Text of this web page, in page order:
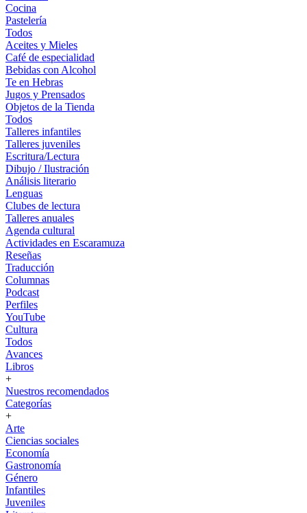
Cocina
Pastelería
Todos
Aceites y Mieles
Café de especialidad
Bebidas con Alcohol
Te en Hebras
Jugos y Prensados
Objetos de la Tienda
Todos
Talleres infantiles
Talleres juveniles
Escritura/Lectura
Dibujo / Ilustración
Análisis literario
Lenguas
Clubes de lectura
Talleres anuales
Agenda cultural
Actividades en Escaramuza
Reseñas
Traducción
Columnas
Podcast
Perfiles
YouTube
Cultura
Todos
Avances
Libros
+
Nuestros recomendados
Categorías
+
Arte
Ciencias sociales
Economía
Gastronomía
Género
Infantiles
Juveniles